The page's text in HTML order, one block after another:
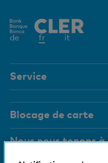
de frElément
it
Service
Documents
Magazine
Organes de direction
Blocage de carte
Nous nous tenons